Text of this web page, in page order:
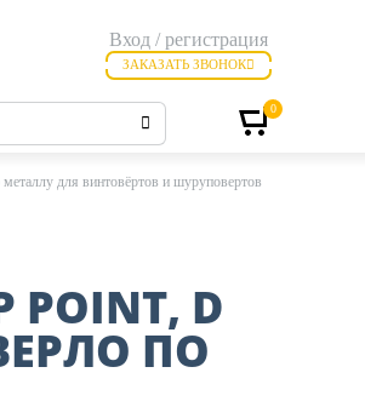
Вход / регистрация
ЗАКАЗАТЬ ЗВОНОК
0
для винтовёртов и шуруповертов
POINT, D
ПО